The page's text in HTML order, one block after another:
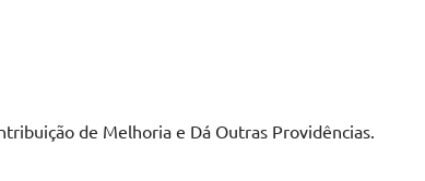
de Melhoria e Dá Outras Providências.